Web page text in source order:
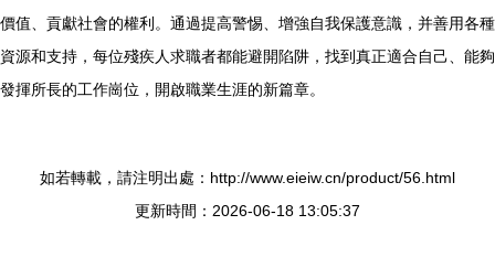
價值、貢獻社會的權利。通過提高警惕、增強自我保護意識，并善用各種
資源和支持，每位殘疾人求職者都能避開陷阱，找到真正適合自己、能夠
發揮所長的工作崗位，開啟職業生涯的新篇章。
如若轉載，請注明出處：http://www.eieiw.cn/product/56.html
更新時間：2026-06-18 13:05:37